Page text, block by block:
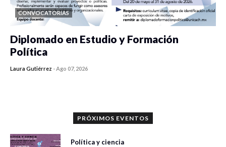
CONVOCATORIAS
Diplomado en Estudio y Formación
Política
Laura Gutiérrez -Ago 07, 2026
PRÓXIMOS EVENTOS
Política y ciencia